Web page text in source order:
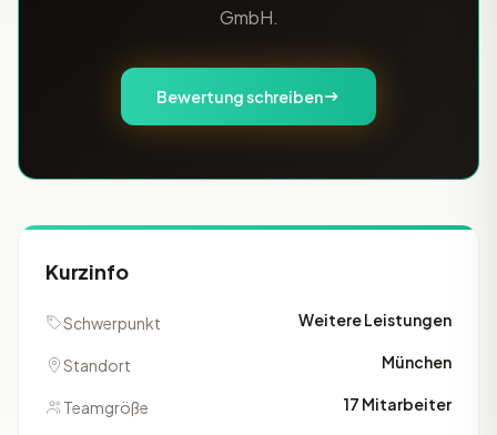
GmbH.
Bewertung schreiben
Kurzinfo
Schwerpunkt Weitere Leistungen
Standort München
Teamgröße 17 Mitarbeiter